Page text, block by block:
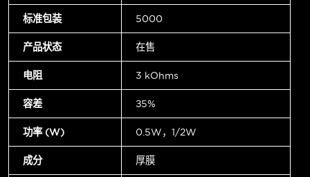
标准包装 5000
产品状态 在售
电阻 3 kOhms
容差 ±5%
功率 (W) 0.5W，1/2W
成分 厚膜